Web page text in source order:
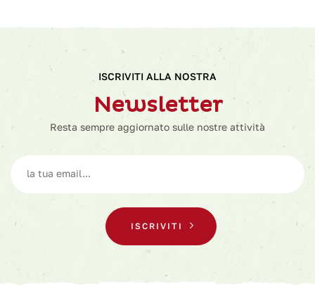
Newsletter
ISCRIVITI ALLA NOSTRA
Resta sempre aggiornato sulle nostre attività
ISCRIVITI